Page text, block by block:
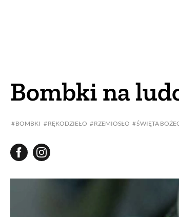
Bombki na
BOMBKI RĘKODZIEŁO RZEMIOSŁO ŚWIĘTA